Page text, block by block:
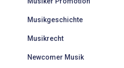
Musikgeschichte
Musikrecht
Newcomer Musik